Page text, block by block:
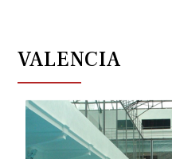
VALENCIA